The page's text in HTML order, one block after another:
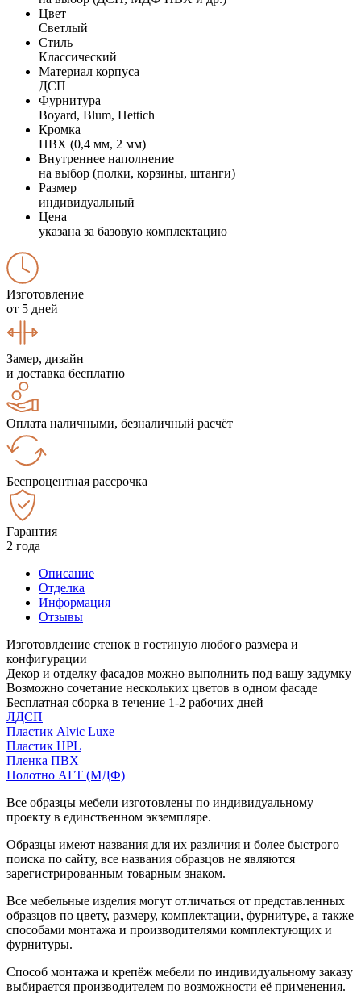
Цвет
Светлый
Стиль
Классический
Материал корпуса
ДСП
Фурнитура
Boyard, Blum, Hettich
Кромка
ПВХ (0,4 мм, 2 мм)
Внутреннее наполнение
на выбор (полки, корзины, штанги)
Размер
индивидуальный
Цена
указана за базовую комплектацию
Изготовление
от 5 дней
Замер, дизайн
и доставка бесплатно
Оплата наличными, безналичный расчёт
Беспроцентная рассрочка
Гарантия
2 года
Описание
Отделка
Информация
Отзывы
Изготовлдение стенок в гостиную любого размера и
конфигурации
Декор и отделку фасадов можно выполнить под вашу задумку
Возможно сочетание нескольких цветов в одном фасаде
Бесплатная сборка в течение 1-2 рабочих дней
ЛДСП
Пластик Alvic Luxe
Пластик HPL
Пленка ПВХ
Полотно АГТ (МДФ)
Все образцы мебели изготовлены по индивидуальному
проекту в единственном экземпляре.
Образцы имеют названия для их различия и более быстрого
поиска по сайту, все названия образцов не являются
зарегистрированным товарным знаком.
Все мебельные изделия могут отличаться от представленных
образцов по цвету, размеру, комплектации, фурнитуре, а также
способами монтажа и производителями комплектующих и
фурнитуры.
Способ монтажа и крепёж мебели по индивидуальному заказу
выбирается производителем по возможности её применения.